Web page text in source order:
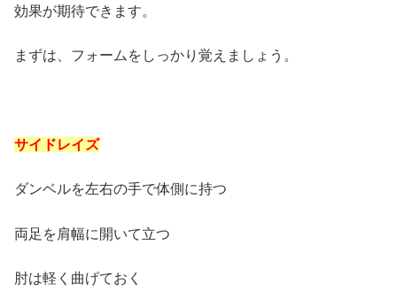
効果が期待できます。
まずは、フォームをしっかり覚えましょう。
サイドレイズ
ダンベルを左右の手で体側に持つ
両足を肩幅に開いて立つ
肘は軽く曲げておく